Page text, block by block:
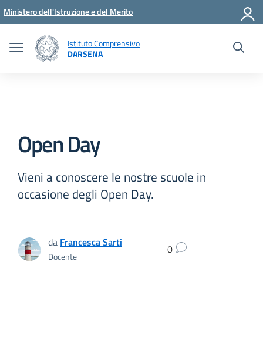
Vai ai contenuti
Vai al menu di navigazione
Vai al footer
Ministero dell'Istruzione e del Merito
Istituto Comprensivo
DARSENA
Open Day
Vieni a conoscere le nostre scuole in
occasione degli Open Day.
da Francesca Sarti
Docente 0